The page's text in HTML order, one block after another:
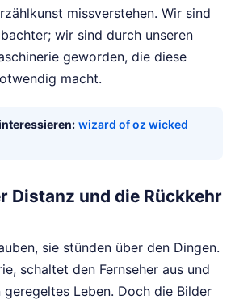
missverstehen. Wir sind
wir sind durch unseren
geworden, die diese
macht.
wizard of oz wicked
Distanz und die Rückkehr
sie stünden über den Dingen.
schaltet den Fernseher aus und
Leben. Doch die Bilder